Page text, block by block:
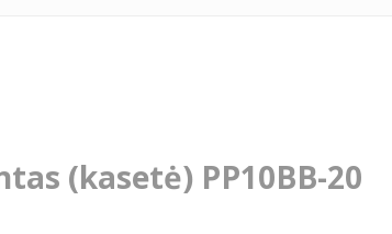
(kasetė) PP10BB-20